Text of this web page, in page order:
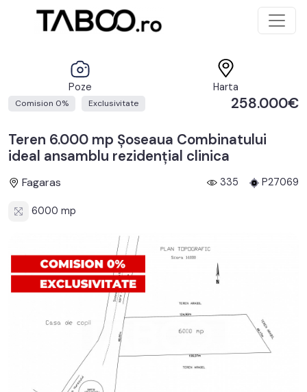
Poze Harta
Comision 0% Exclusivitate 258.000€
Teren 6.000 mp Șoseaua Combinatului
ideal ansamblu rezidențial clinica
Fagaras 335 P27069
6000 mp